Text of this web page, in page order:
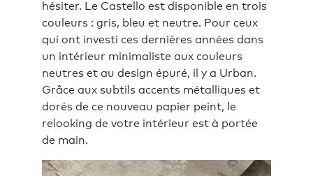
hésiter. Le Castello est disponible en trois
couleurs : gris, bleu et neutre. Pour ceux
qui ont investi ces dernières années dans
un intérieur minimaliste aux couleurs
neutres et au design épuré, il y a Urban.
Grâce aux subtils accents métalliques et
dorés de ce nouveau papier peint, le
relooking de votre intérieur est à portée
de main.